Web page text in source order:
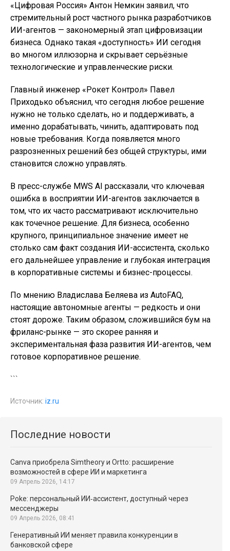
«Цифровая Россия» Антон Немкин заявил, что
стремительный рост частного рынка разработчиков
ИИ-агентов — закономерный этап цифровизации
бизнеса. Однако такая «доступность» ИИ сегодня
во многом иллюзорна и скрывает серьёзные
технологические и управленческие риски.
Главный инженер «Рокет Контрол» Павел
Приходько объяснил, что сегодня любое решение
нужно не только сделать, но и поддерживать, а
именно дорабатывать, чинить, адаптировать под
новые требования. Когда появляется много
разрозненных решений без общей структуры, ими
становится сложно управлять.
В пресс-службе MWS AI рассказали, что ключевая
ошибка в восприятии ИИ-агентов заключается в
том, что их часто рассматривают исключительно
как точечное решение. Для бизнеса, особенно
крупного, принципиальное значение имеет не
столько сам факт создания ИИ-ассистента, сколько
его дальнейшее управление и глубокая интеграция
в корпоративные системы и бизнес-процессы.
По мнению Владислава Беляева из AutoFAQ,
настоящие автономные агенты — редкость и они
стоят дороже. Таким образом, сложившийся бум на
фриланс-рынке — это скорее ранняя и
экспериментальная фаза развития ИИ-агентов, чем
готовое корпоративное решение.
```
Источник: iz.ru
Последние новости
Canva приобрела Simtheory и Ortto: расширение
возможностей в сфере ИИ и маркетинга
09 Апрель 2026, 14:17
Poke: персональный ИИ‑ассистент, доступный через
мессенджеры
09 Апрель 2026, 08:41
Генеративный ИИ меняет правила конкуренции в
банковской сфере